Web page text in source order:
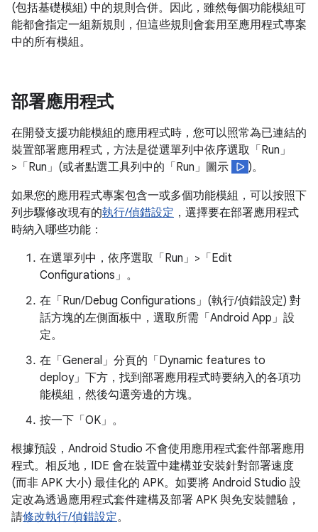
(包括基礎模組) 中的規則合併。因此，雖然每個功能模組可
能都會指定一組新規則，但這些規則會套用至應用程式專案
中的所有模組。
部署應用程式
在開發支援功能模組的應用程式時，您可以照常為已連結的
裝置部署應用程式，方法是從選單列中依序選取「Run」
>「Run」 (或者點選工具列中的「Run」圖示
)。
如果您的應用程式專案包含一或多個功能模組，可以按照下
列步驟修改現有的執行/偵錯設定 ，選擇要在部署應用程式
時納入哪些功能：
在選單列中，依序選取「Run」>「Edit
Configurations」 。
在「Run/Debug Configurations」(執行/偵錯設定) 對
話方塊的左側面板中，選取所需「Android App」 設
定。
在「General」 分頁的「Dynamic features to
deploy」 下方，找到部署應用程式時要納入的各項功
能模組，然後勾選旁邊的方塊。
按一下「OK」 。
根據預設，Android Studio 不會使用應用程式套件部署應用
程式。相反地，IDE 會在裝置中建構並安裝針對部署速度
(而非 APK 大小) 最佳化的 APK。如要將 Android Studio 設
定改為透過應用程式套件建構及部署 APK 與免安裝體驗，
請修改執行/偵錯設定。